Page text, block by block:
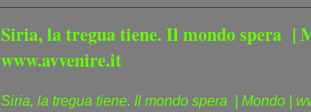
Siria, la tregua tiene. Il mondo spera |
www.avvenire.it
Siria, la tregua tiene. Il mondo spera | Mondo |